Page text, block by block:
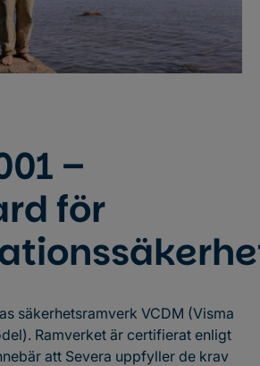
–
för
säkerhetsramverk VCDM (Visma
Ramverket är certifierat enligt
att Severa uppfyller de krav